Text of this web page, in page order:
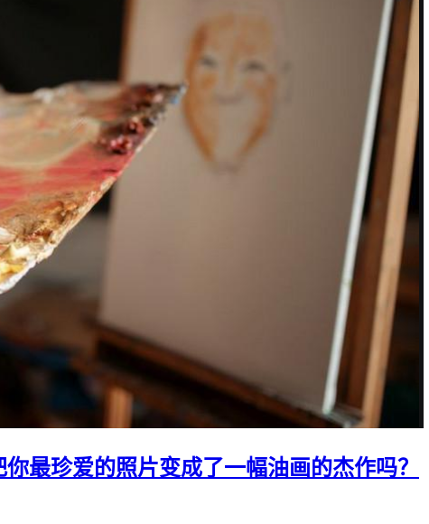
最珍爱的照片变成了一幅油画的杰作吗？